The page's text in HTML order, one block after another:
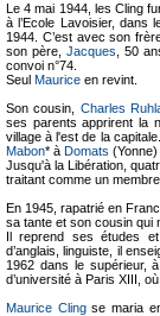
Le 4 mai 1944, les Cling
à l’Ecole Lavoisier, dans
1944. C’est avec son
son père, Jacques , 50
convoi n°74.
Seul Maurice en revint.
Son cousin, Charles
ses parents apprirent la
village à l'est de la capitale.
Mabon* à Domats
Jusqu'à la Libération,
traitant comme un membre
En 1945, rapatrié en
sa tante et son cousin qui
Il reprend ses études
d’anglais, linguiste, il
1962 dans le supérieur,
d’université à Paris XIII,
Maurice Clingse maria